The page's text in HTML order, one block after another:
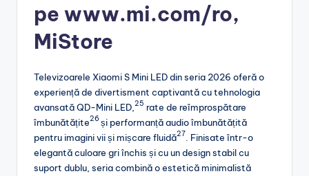
pe www.mi.com/ro,
MiStore
Televizoarele Xiaomi S Mini LED din seria 2026 oferă o
experiență de divertisment captivantă cu tehnologia
avansată QD-Mini LED, 25 rate de reîmprospătare
îmbunătățite26 și performanță audio îmbunătățită
pentru imagini vii și mișcare fluidă27
. Finisate într-o
elegantă culoare gri închis și cu un design stabil cu
suport dublu, seria combină o estetică minimalistă